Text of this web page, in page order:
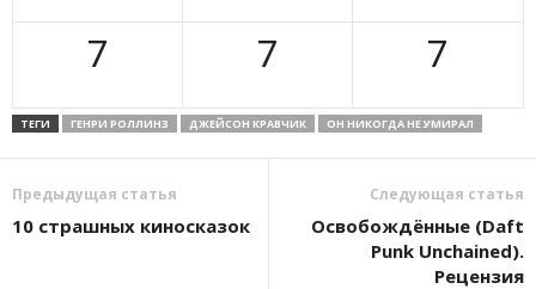
7 7 7
ТЕГИ ГЕНРИ РОЛЛИНЗ ДЖЕЙСОН КРАВЧИК ОН НИКОГДА НЕ УМИРАЛ
Предыдущая статья
10 страшных киносказок
Следующая статья
Освобождённые (Daft
Punk Unchained).
Рецензия